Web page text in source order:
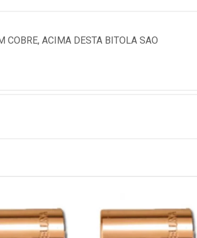
COBRE, ACIMA DESTA BITOLA SAO